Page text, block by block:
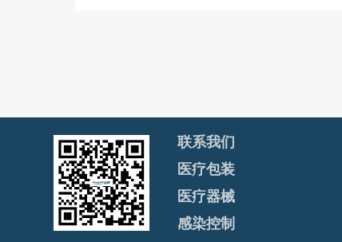
联系我们
医疗包装
医疗器械
感染控制